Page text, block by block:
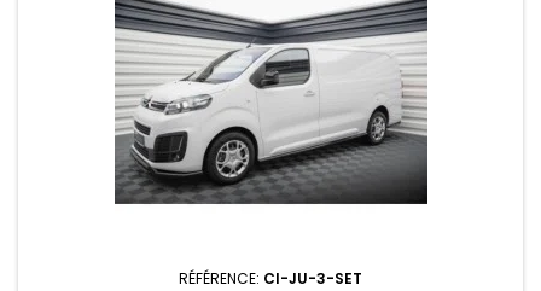
RÉFÉRENCE: CI-JU-3-SET